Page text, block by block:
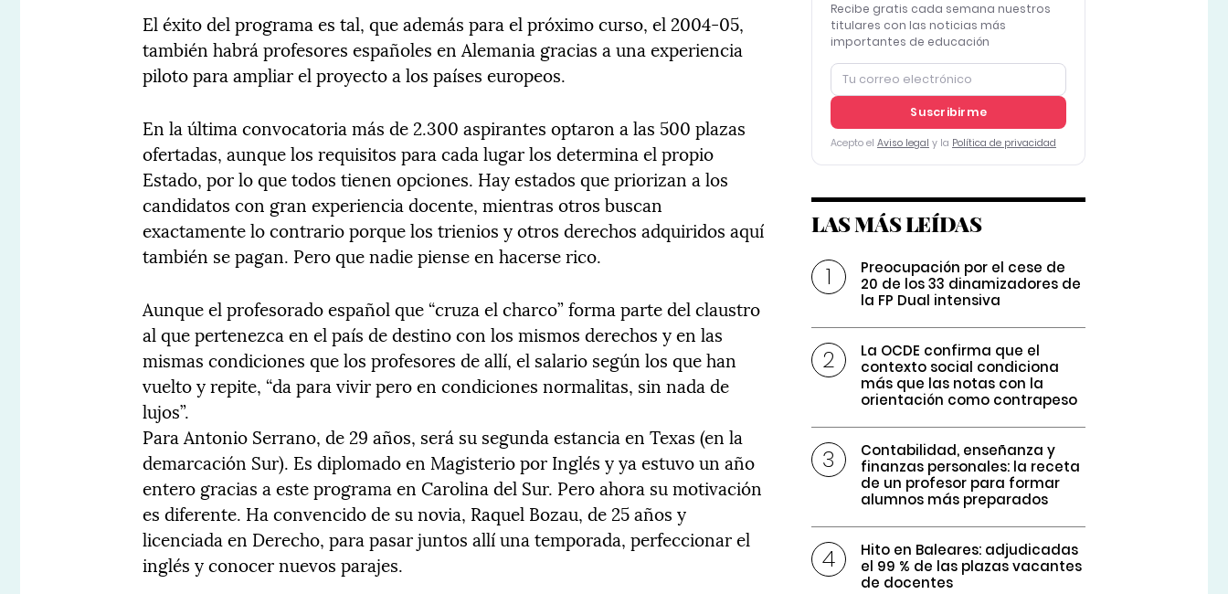
El éxito del programa es tal, que además para el próximo curso, el 2004-05,
también habrá profesores españoles en Alemania gracias a una experiencia
piloto para ampliar el proyecto a los países europeos.
En la última convocatoria más de 2.300 aspirantes optaron a las 500 plazas
ofertadas, aunque los requisitos para cada lugar los determina el propio
Estado, por lo que todos tienen opciones. Hay estados que priorizan a los
candidatos con gran experiencia docente, mientras otros buscan
exactamente lo contrario porque los trienios y otros derechos adquiridos aquí
también se pagan. Pero que nadie piense en hacerse rico.
Aunque el profesorado español que “cruza el charco” forma parte del claustro
al que pertenezca en el país de destino con los mismos derechos y en las
mismas condiciones que los profesores de allí, el salario según los que han
vuelto y repite, “da para vivir pero en condiciones normalitas, sin nada de
lujos”.
Para Antonio Serrano, de 29 años, será su segunda estancia en Texas (en la
demarcación Sur). Es diplomado en Magisterio por Inglés y ya estuvo un año
entero gracias a este programa en Carolina del Sur. Pero ahora su motivación
es diferente. Ha convencido de su novia, Raquel Bozau, de 25 años y
licenciada en Derecho, para pasar juntos allí una temporada, perfeccionar el
inglés y conocer nuevos parajes.
Recibe gratis cada semana nuestros
titulares con las noticias más
importantes de educación
Suscribirme
Acepto el Aviso legal y la Política de privacidad
LAS MÁS LEÍDAS
Preocupación por el cese de
20 de los 33 dinamizadores de
la FP Dual intensiva
La OCDE confirma que el
contexto social condiciona
más que las notas con la
orientación como contrapeso
Contabilidad, enseñanza y
finanzas personales: la receta
de un profesor para formar
alumnos más preparados
Hito en Baleares: adjudicadas
el 99 % de las plazas vacantes
de docentes